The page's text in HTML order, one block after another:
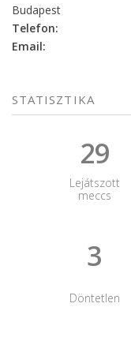
Budapest
Telefon:
Email:
STATISZTIKA
29
Lejátszott
meccs
3
Döntetlen